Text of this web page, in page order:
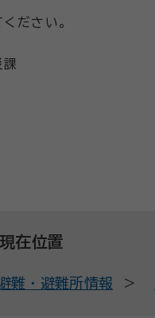
ださい。
課
在位置
難・避難所情報